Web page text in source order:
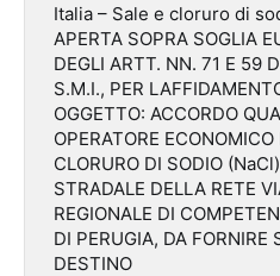
Italia – Sale e cloruro di
APERTA SOPRA SOGLIA
DEGLI ARTT. NN. 71 E 59
S.M.I., PER
OGGETTO: ACCORDO
OPERATORE
CLORURO DI SODIO
STRADALE DELLA RETE
REGIONALE DI
DI PERUGIA, DA FORNIRE
DESTINO